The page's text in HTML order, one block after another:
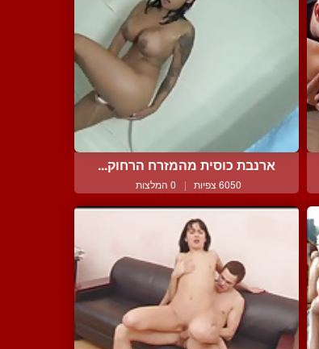
ארנבת כוסית מהמזרח הרחוק...
6050 צפיות | 0 המלצות